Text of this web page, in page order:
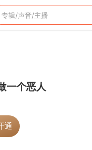
一个恶人
通